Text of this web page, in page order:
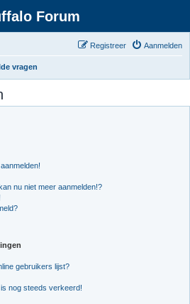
Forum
Aanmelden
Registreer
vragen
nu niet meer aanmelden!?
gebruikers lijst?
nog steeds verkeerd!